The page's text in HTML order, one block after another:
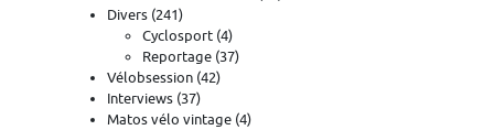
Divers (241)
Cyclosport (4)
Reportage (37)
Vélobsession (42)
Interviews (37)
Matos vélo vintage (4)